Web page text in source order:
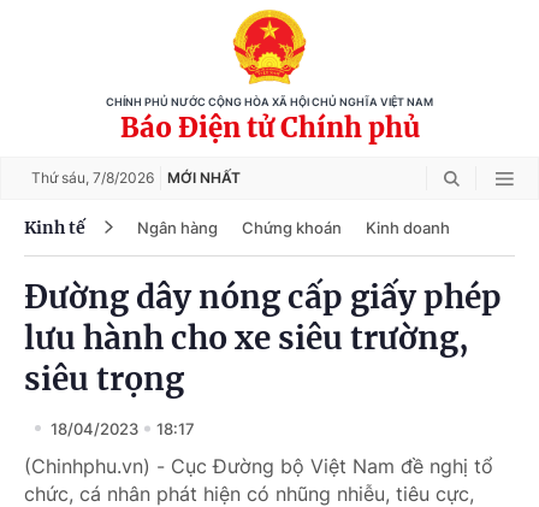
CHÍNH PHỦ NƯỚC CỘNG HÒA XÃ HỘI CHỦ NGHĨA VIỆT NAM
Báo Điện tử Chính phủ
Thứ sáu, 7/8/2026 MỚI NHẤT
Kinh tế Ngân hàng Chứng khoán Kinh doanh
Đường dây nóng cấp giấy phép
lưu hành cho xe siêu trường,
siêu trọng
18/04/2023 18:17
(Chinhphu.vn) - Cục Đường bộ Việt Nam đề nghị tổ
chức, cá nhân phát hiện có nhũng nhiễu, tiêu cực,